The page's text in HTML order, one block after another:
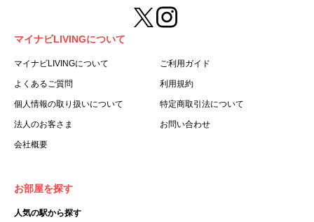
営するマイナビLIVINGを意味します。
２.「利用者」とは、第１章第２条に規定する本サービスを
利用する個人を意味します。
３.「本サイト」とは、当社が運営する本サービスに関する
ます。
５.「会員」とは、第２章第１条に基づき会員登録が完了し
た個人を意味します。
録した情報、本サービス利用中に当社が登録を求めた情報
った場合の当該情報を意味します。
マイナビLIVINGについて
マイナビLIVINGについて ご利用ガイド
よくあるご質問 利用規約
個人情報の取り扱いについて 特定商取引法について
法人のお客さま お問い合わせ
会社概要
お部屋を探す
人気の駅から探す